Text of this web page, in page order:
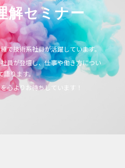
解セミナー
で技術系社員が活躍しています。
員が登壇し、仕事や働き方につい
語ります。
心よりお待ちしています！